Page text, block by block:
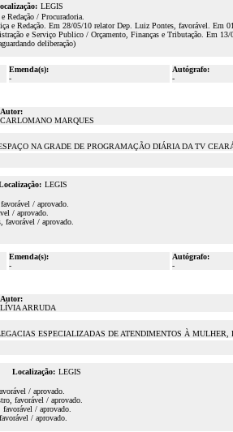
LEGIS
Redação / Procuradoria.
e Redação. Em 28/05/10 relator Dep. Luiz Pontes, favorável. Em
e Serviço Publico / Orçamento, Finanças e Tributação. Em
deliberação)
Emenda(s):
-
Autógrafo:
-
Autor:
CARLOMANO MARQUES
NA GRADE DE PROGRAMAÇÃO DIÁRIA DA TV
LEGIS
/ aprovado.
/ aprovado.
/ aprovado.
Emenda(s):
-
Autógrafo:
-
Autor:
LÍVIA ARRUDA
ESPECIALIZADAS DE ATENDIMENTOS À
Localização: LEGIS
/ aprovado.
favorável / aprovado.
/ aprovado.
/ aprovado.